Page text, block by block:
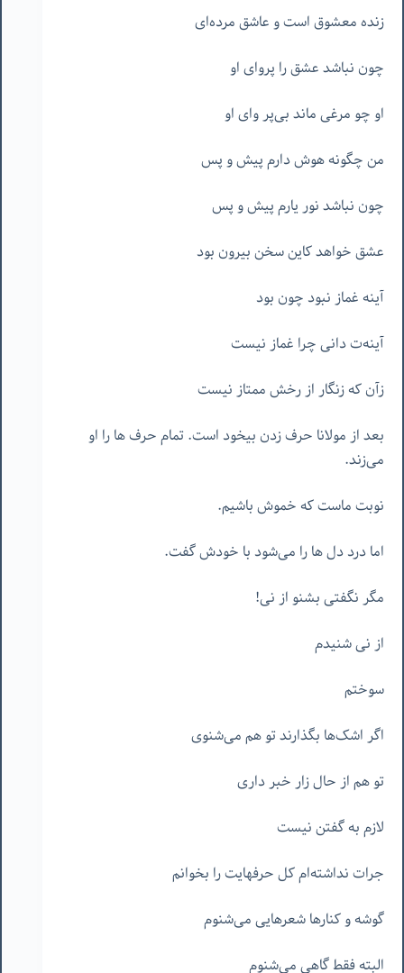
زنده معشوق است و عاشق مرده‌ای
چون نباشد عشق را پروای او
او چو مرغی ماند بی‌پر وای او
من چگونه هوش دارم پیش و پس
چون نباشد نور یارم پیش و پس
عشق خواهد کاین سخن بیرون بود
آینه غماز نبود چون بود
آینه‌ت دانی چرا غماز نیست
زآن که زنگار از رخش ممتاز نیست
بعد از مولانا حرف زدن بیخود است. تمام حرف ها را او
می‌زند.
نوبت ماست که خموش باشیم.
اما درد دل ها را می‌شود با خودش گفت.
مگر نگفتی بشنو از نی!
از نی شنیدم
سوختم
اگر اشک‌ها بگذارند تو هم می‌شنوی
تو هم از حال زار خبر داری
لازم به گفتن نیست
جرات نداشته‌ام کل حرفهایت را بخوانم
گوشه و کنارها شعرهایی می‌شنوم
البته فقط گاهی می‌شنوم